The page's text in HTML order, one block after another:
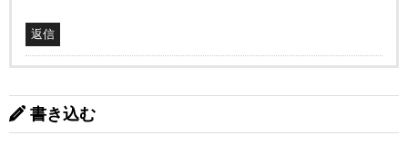
返信
書き込む